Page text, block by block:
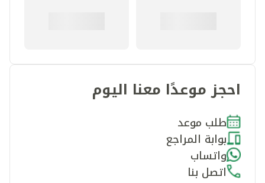
احجز موعدًا معنا اليوم
طلب موعد
بوابة المراجع
واتساب
اتصل بنا